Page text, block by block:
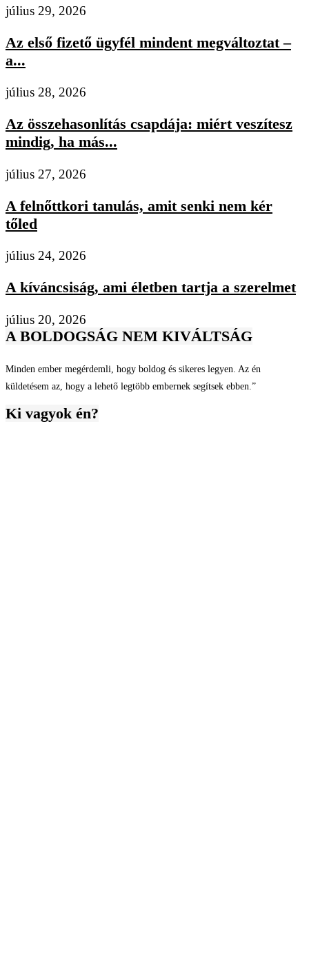
július 29, 2026
Az első fizető ügyfél mindent megváltoztat –
a...
július 28, 2026
Az összehasonlítás csapdája: miért veszítesz
mindig, ha más...
július 27, 2026
A felnőttkori tanulás, amit senki nem kér
tőled
július 24, 2026
A kíváncsiság, ami életben tartja a szerelmet
július 20, 2026
A BOLDOGSÁG NEM KIVÁLTSÁG
Minden ember megérdemli, hogy boldog és sikeres legyen. Az én
küldetésem az, hogy a lehető legtöbb embernek segítsek ebben.”
Ki vagyok én?